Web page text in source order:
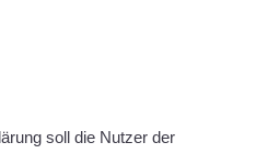
soll die Nutzer der